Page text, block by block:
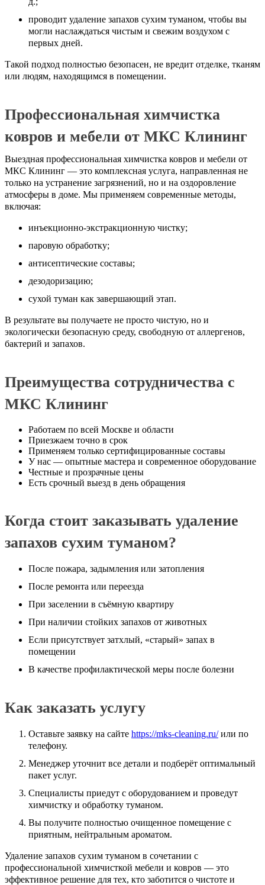
проводит удаление запахов сухим туманом, чтобы вы
могли наслаждаться чистым и свежим воздухом с
первых дней.
Такой подход полностью безопасен, не вредит отделке, тканям
или людям, находящимся в помещении.
Профессиональная химчистка
ковров и мебели от МКС Клининг
Выездная профессиональная химчистка ковров и мебели от
МКС Клининг — это комплексная услуга, направленная не
только на устранение загрязнений, но и на оздоровление
атмосферы в доме. Мы применяем современные методы,
включая:
инъекционно-экстракционную чистку;
паровую обработку;
антисептические составы;
дезодоризацию;
сухой туман как завершающий этап.
В результате вы получаете не просто чистую, но и
экологически безопасную среду, свободную от аллергенов,
бактерий и запахов.
Преимущества сотрудничества с
МКС Клининг
Работаем по всей Москве и области
Приезжаем точно в срок
Применяем только сертифицированные составы
У нас — опытные мастера и современное оборудование
Честные и прозрачные цены
Есть срочный выезд в день обращения
Когда стоит заказывать удаление
запахов сухим туманом?
После пожара, задымления или затопления
После ремонта или переезда
При заселении в съёмную квартиру
При наличии стойких запахов от животных
Если присутствует затхлый, «старый» запах в
помещении
В качестве профилактической меры после болезни
Как заказать услугу
Оставьте заявку на сайте https://mks-cleaning.ru/или по
телефону.
Менеджер уточнит все детали и подберёт оптимальный
пакет услуг.
Специалисты приедут с оборудованием и проведут
химчистку и обработку туманом.
Вы получите полностью очищенное помещение с
приятным, нейтральным ароматом.
Удаление запахов сухим туманом в сочетании с
профессиональной химчисткой мебели и ковров — это
эффективное решение для тех, кто заботится о чистоте и